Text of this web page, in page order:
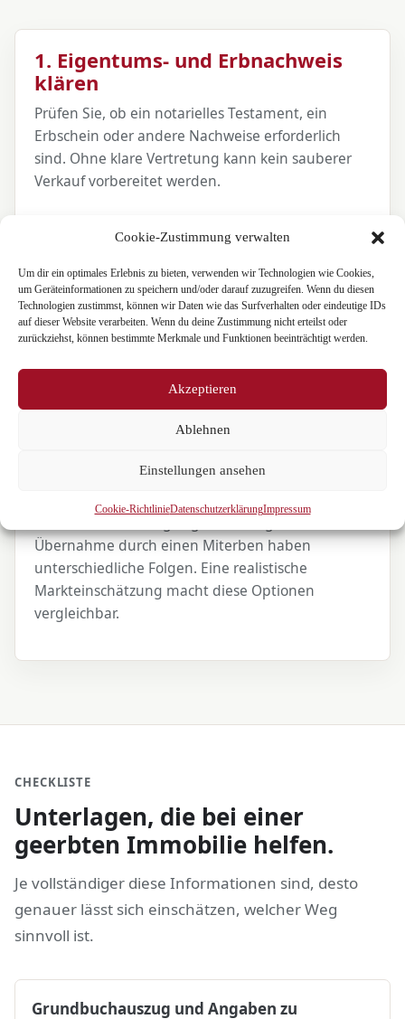
Cookie-Zustimmung verwalten
Um dir ein optimales Erlebnis zu bieten, verwenden wir Technologien wie Cookies,
um Geräteinformationen zu speichern und/oder darauf zuzugreifen. Wenn du diesen
Technologien zustimmst, können wir Daten wie das Surfverhalten oder eindeutige IDs
auf dieser Website verarbeiten. Wenn du deine Zustimmung nicht erteilst oder
zurückziehst, können bestimmte Merkmale und Funktionen beeinträchtigt werden.
Akzeptieren
Ablehnen
Einstellungen ansehen
Cookie-RichtlinieDatenschutzerklärungImpressum
1. Eigentums- und Erbnachweis
klären
Prüfen Sie, ob ein notarielles Testament, ein
Erbschein oder andere Nachweise erforderlich
sind. Ohne klare Vertretung kann kein sauberer
Verkauf vorbereitet werden.
2. Immobilie nüchtern
aufnehmen
Wohnfläche, Grundstück, Baujahr,
Mietverhältnisse und bekannte Mängel gehören
in eine erste Objektakte.
Übernahme durch einen Miterben haben
unterschiedliche Folgen. Eine realistische
Markteinschätzung macht diese Optionen
vergleichbar.
CHECKLISTE
Unterlagen, die bei einer
geerbten Immobilie helfen.
Je vollständiger diese Informationen sind, desto
genauer lässt sich einschätzen, welcher Weg
sinnvoll ist.
Grundbuchauszug und Angaben zu